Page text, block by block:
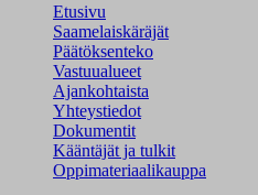
Etusivu
Saamelaiskäräjät
Päätöksenteko
Vastuualueet
Ajankohtaista
Yhteystiedot
Dokumentit
Kääntäjät ja tulkit
Oppimateriaalikauppa